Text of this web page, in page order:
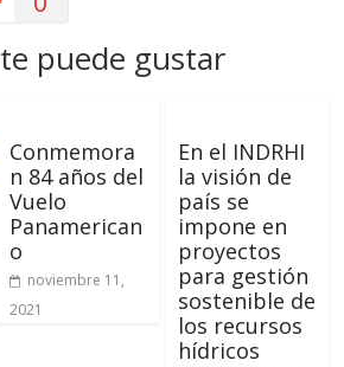
puede gustar
Conmemora
n 84 años del
Vuelo
Panamerican
o
noviembre 11,
2021
En el INDRHI
la visión de
país se
impone en
proyectos
para gestión
sostenible de
los recursos
hídricos